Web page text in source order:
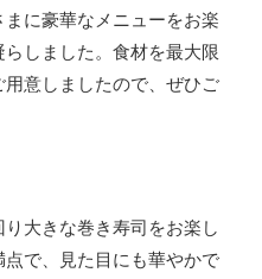
に豪華なメニューをお楽
しました。食材を最大限
意しましたので、ぜひご
り大きな巻き寿司をお楽し
で、見た目にも華やかで